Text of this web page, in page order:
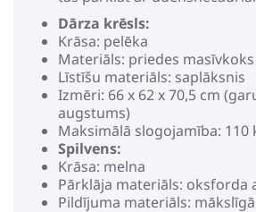
Dārza krēsls:
Krāsa: pelēka
Materiāls: priedes masīvkoks
Līstīšu materiāls: saplāksnis
Izmēri: 66 x 62 x 70,5 cm
augstums)
Maksimālā slogojamība: 110
Spilvens:
Krāsa: melna
Pārklāja materiāls: oksforda
Pildījuma materiāls: